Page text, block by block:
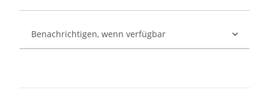
Benachrichtigen, wenn verfügbar